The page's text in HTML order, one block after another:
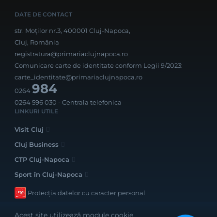
DATE DE CONTACT
str. Moților nr.3, 400001 Cluj-Napoca,
Cluj, România
registratura@primariaclujnapoca.ro
Comunicare carte de identitate conform Legii 9/2023:
carte_identitate@primariaclujnapoca.ro
0264984
0264 596 030 - Centrala telefonica
LINKURI UTILE
Visit Cluj
Cluj Business
CTP Cluj-Napoca
Sport în Cluj-Napoca
Protecția datelor cu caracter personal
Acest site utilizează module cookie